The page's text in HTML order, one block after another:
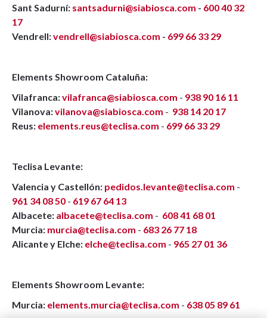
Sant Sadurní: santsadurni@siabiosca.com - 600 40 32
17
Vendrell:vendrell@siabiosca.com - 699 66 33 29
Elements Showroom Cataluña:
Vilafranca:vilafranca@siabiosca.com - 938 90 16 11
Vilanova:vilanova@siabiosca.com - 938 14 20 17
Reus: elements.reus@teclisa.com - 699 66 33 29
Teclisa Levante:
Valencia y Castellón: pedidos.levante@teclisa.com -
961 34 08 50 - 619 67 64 13
Albacete: albacete@teclisa.com - 608 41 68 01
Murcia: murcia@teclisa.com - 683 26 77 18
Alicante y Elche: elche@teclisa.com - 965 27 01 36
Elements Showroom Levante:
Murcia: elements.murcia@teclisa.com - 638 05 89 61